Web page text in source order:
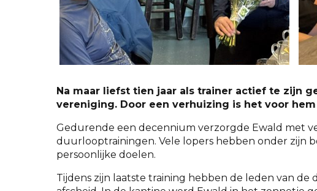
Na maar liefst tien jaar als trainer actief te zijn
vereniging. Door een verhuizing is het voor
Gedurende een decennium verzorgde Ewald met
duurlooptrainingen. Vele lopers hebben onder zijn
persoonlijke doelen.
Tijdens zijn laatste training hebben de leden van